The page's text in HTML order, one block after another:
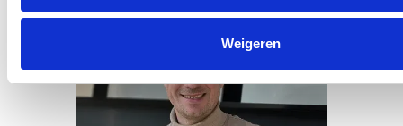
Weigeren